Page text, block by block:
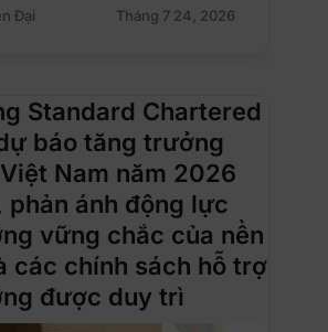
Đại
Tháng 7 24, 2026
Standard Chartered
báo tăng trưởng
Nam năm 2026
phản ánh động lực
vững chắc của nền
các chính sách hỗ trợ
được duy trì